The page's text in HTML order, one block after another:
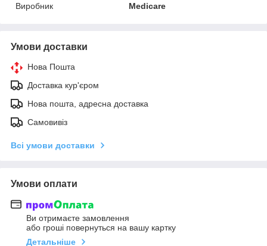
Виробник
Medicare
Умови доставки
Нова Пошта
Доставка кур'єром
Нова пошта, адресна доставка
Самовивіз
Всі умови доставки
Умови оплати
Ви отримаєте замовлення
або гроші повернуться на вашу картку
Детальніше